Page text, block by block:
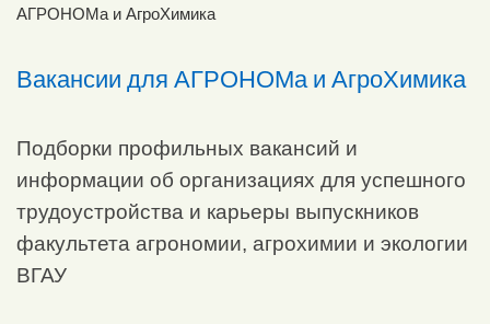
АГРОНОМа и АгроХимика
Вакансии для АГРОНОМа и АгроХимика
Подборки профильных вакансий и
информации об организациях для успешного
трудоустройства и карьеры выпускников
факультета агрономии, агрохимии и экологии
ВГАУ